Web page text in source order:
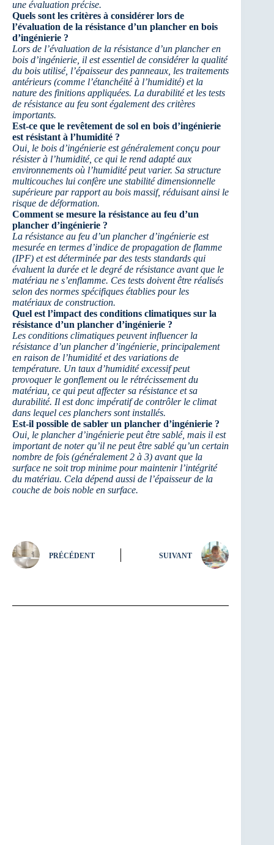
une évaluation précise.
Quels sont les critères à considérer lors de
l’évaluation de la résistance d’un plancher en bois
d’ingénierie ?
Lors de l’évaluation de la résistance d’un plancher en
bois d’ingénierie, il est essentiel de considérer la qualité
du bois utilisé, l’épaisseur des panneaux, les traitements
antérieurs (comme l’étanchéité à l’humidité) et la
nature des finitions appliquées. La durabilité et les tests
de résistance au feu sont également des critères
importants.
Est-ce que le revêtement de sol en bois d’ingénierie
est résistant à l’humidité ?
Oui, le bois d’ingénierie est généralement conçu pour
résister à l’humidité, ce qui le rend adapté aux
environnements où l’humidité peut varier. Sa structure
multicouches lui confère une stabilité dimensionnelle
supérieure par rapport au bois massif, réduisant ainsi le
risque de déformation.
Comment se mesure la résistance au feu d’un
plancher d’ingénierie ?
La résistance au feu d’un plancher d’ingénierie est
mesurée en termes d’indice de propagation de flamme
(IPF) et est déterminée par des tests standards qui
évaluent la durée et le degré de résistance avant que le
matériau ne s’enflamme. Ces tests doivent être réalisés
selon des normes spécifiques établies pour les
matériaux de construction.
Quel est l’impact des conditions climatiques sur la
résistance d’un plancher d’ingénierie ?
Les conditions climatiques peuvent influencer la
résistance d’un plancher d’ingénierie, principalement
en raison de l’humidité et des variations de
température. Un taux d’humidité excessif peut
provoquer le gonflement ou le rétrécissement du
matériau, ce qui peut affecter sa résistance et sa
durabilité. Il est donc impératif de contrôler le climat
dans lequel ces planchers sont installés.
Est-il possible de sabler un plancher d’ingénierie ?
Oui, le plancher d’ingénierie peut être sablé, mais il est
important de noter qu’il ne peut être sablé qu’un certain
nombre de fois (généralement 2 à 3) avant que la
surface ne soit trop minime pour maintenir l’intégrité
du matériau. Cela dépend aussi de l’épaisseur de la
couche de bois noble en surface.
PRÉCÉDENT SUIVANT